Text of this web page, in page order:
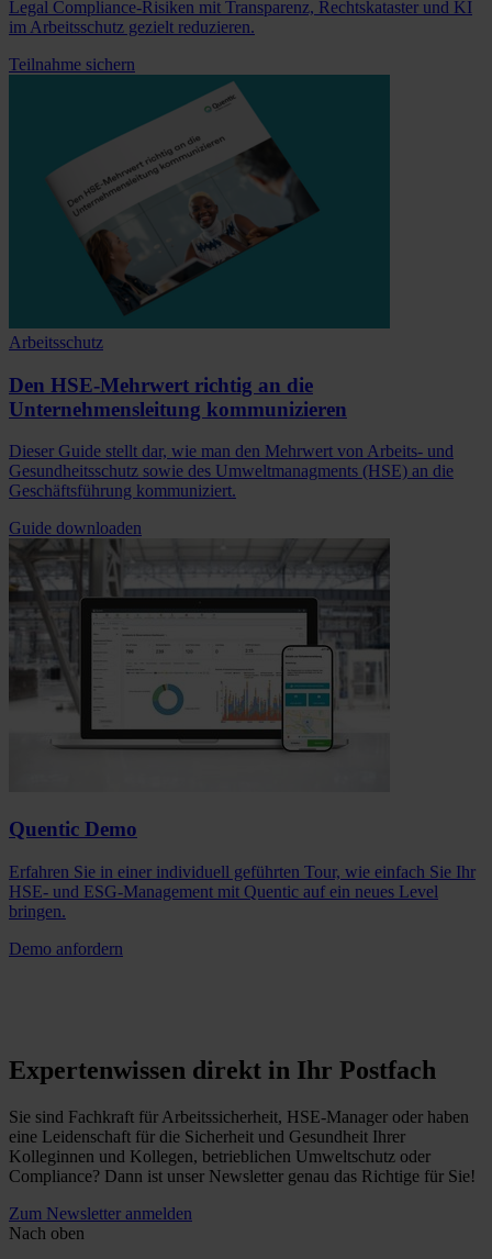
Legal Compliance-Risiken mit Transparenz, Rechtskataster und KI
im Arbeitsschutz gezielt reduzieren.
Teilnahme sichern
Arbeitsschutz
Den HSE-Mehrwert richtig an die
Unternehmensleitung kommunizieren
Dieser Guide stellt dar, wie man den Mehrwert von Arbeits- und
Gesundheitsschutz sowie des Umweltmanagments (HSE) an die
Geschäftsführung kommuniziert.
Guide downloaden
Quentic Demo
Erfahren Sie in einer individuell geführten Tour, wie einfach Sie Ihr
HSE- und ESG-Management mit Quentic auf ein neues Level
bringen.
Demo anfordern
Expertenwissen direkt in Ihr Postfach
Sie sind Fachkraft für Arbeitssicherheit, HSE-Manager oder haben
eine Leidenschaft für die Sicherheit und Gesundheit Ihrer
Kolleginnen und Kollegen, betrieblichen Umweltschutz oder
Compliance? Dann ist unser Newsletter genau das Richtige für Sie!
Zum Newsletter anmelden
Nach oben